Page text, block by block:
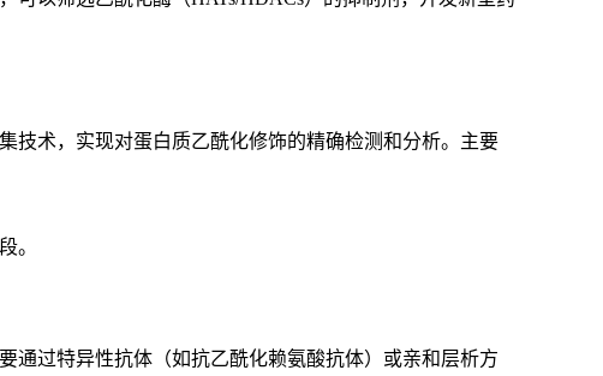
技术，实现对蛋白质乙酰化修饰的精确检测和分析。主要
。
通过特异性抗体（如抗乙酰化赖氨酸抗体）或亲和层析方